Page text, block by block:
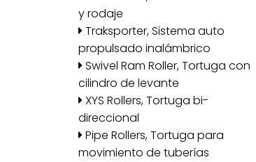
y rodaje
Traksporter, Sistema auto
propulsado inalámbrico
Swivel Ram Roller, Tortuga con
cilindro de levante
XYS Rollers, Tortuga bi-
direccional
Pipe Rollers, Tortuga para
movimiento de tuberías